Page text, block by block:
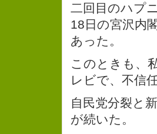
二回目のハプ
18日の宮沢内
あった。
このときも、
レビで、不信
自民党分裂と
が続いた。